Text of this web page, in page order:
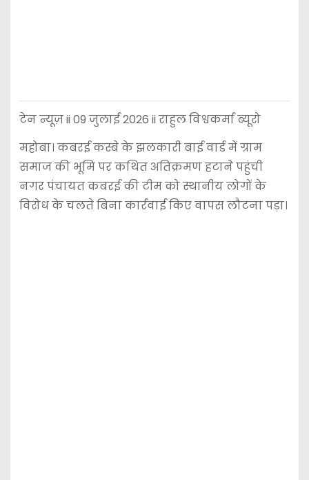
टेन न्यूज़ ii 09 जुलाई 2026 ii राहुल विश्वकर्मा ब्यूरो
महोबा। कबरई कस्बे के झलकारी बाई वार्ड में ग्राम
समाज की भूमि पर कथित अतिक्रमण हटाने पहुंची
नगर पंचायत कबरई की टीम को स्थानीय लोगों के
विरोध के चलते बिना कार्रवाई किए वापस लौटना पड़ा।